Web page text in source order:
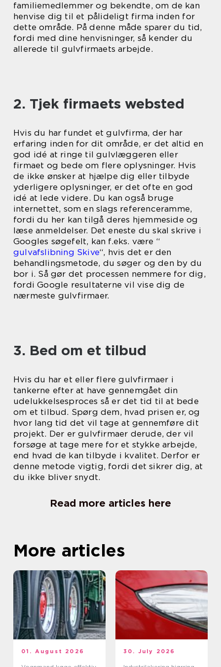
familiemedlemmer og bekendte, om de kan
henvise dig til et pålideligt firma inden for
dette område. På denne måde sparer du tid,
fordi med dine henvisninger, så kender du
allerede til gulvfirmaets arbejde.
2. Tjek firmaets websted
Hvis du har fundet et gulvfirma, der har
erfaring inden for dit område, er det altid en
god idé at ringe til gulvlæggeren eller
firmaet og bede om flere oplysninger. Hvis
de ikke ønsker at hjælpe dig eller tilbyde
yderligere oplysninger, er det ofte en god
idé at lede videre. Du kan også bruge
internettet, som en slags referenceramme,
fordi du her kan tilgå deres hjemmeside og
læse anmeldelser. Det eneste du skal skrive i
Googles søgefelt, kan f.eks. være “
gulvafslibning Skive“, hvis det er den
behandlingsmetode, du søger og den by du
bor i. Så gør det processen nemmere for dig,
fordi Google resultaterne vil vise dig de
nærmeste gulvfirmaer.
3. Bed om et tilbud
Hvis du har et eller flere gulvfirmaer i
tankerne efter at have gennemgået din
udelukkelsesproces så er det tid til at bede
om et tilbud. Spørg dem, hvad prisen er, og
hvor lang tid det vil tage at gennemføre dit
projekt. Der er gulvfirmaer derude, der vil
forsøge at tage mere for et stykke arbejde,
end hvad de kan tilbyde i kvalitet. Derfor er
denne metode vigtig, fordi det sikrer dig, at
du ikke bliver snydt.
Read more articles here
More articles
01. August 2026 30. July 2026